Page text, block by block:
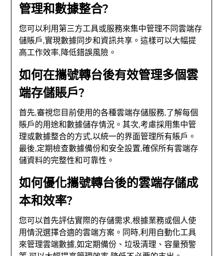
管理和數據整合?
您可以利用第三方工具或服務來集中管理不同雲端存
儲賬戶,實現數據同步和資訊共享。這樣可以大幅提
高工作效率,降低錯誤風險。
如何在攜號轉台後有效管理多個雲
端存儲賬戶?
首先,審視您目前使用的各種雲端存儲服務,了解每個
賬戶的用途和數據儲存情況。其次,考慮採用集中管
理或數據整合的方式,以統一的界面管理所有賬戶。
最後,定期檢查數據備份和安全設置,確保所有雲端存
儲資料的完整性和可靠性。
如何優化攜號轉台後的雲端存儲成
本和效率?
您可以首先評估實際的存儲需求,根據業務或個人使
用情況選擇合適的雲端方案。同時,利用自動化工具
來管理雲端數據,如定期備份、垃圾清理、容量預警